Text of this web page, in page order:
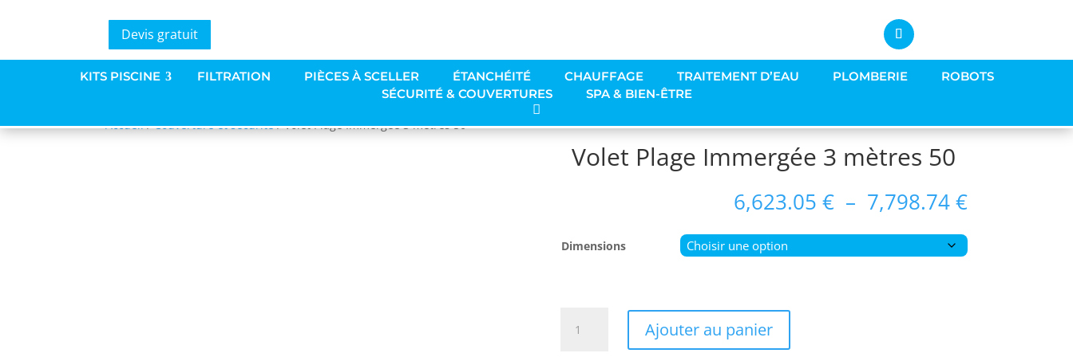
Devis gratuit
KITS PISCINE FILTRATION PIÈCES À SCELLER ÉTANCHÉITÉ CHAUFFAGE TRAITEMENT D’EAU PLOMBERIE
ROBOTS
SÉCURITÉ & COUVERTURES
SPA & BIEN-ÊTRE
Accueil/Couverture et sécurité/ Volet Plage Immergée 3 mètres 50
Volet Plage Immergée 3 mètres 50
6,623.05 € – 7,798.74€Plage
de
prix :
6,623.05 €
Dimensions
Ajouter au panier